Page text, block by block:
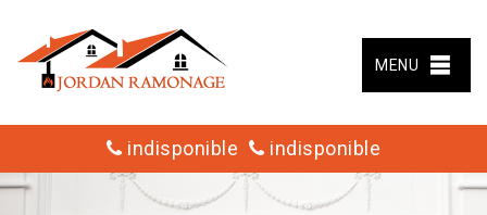
MENU
indisponible indisponible